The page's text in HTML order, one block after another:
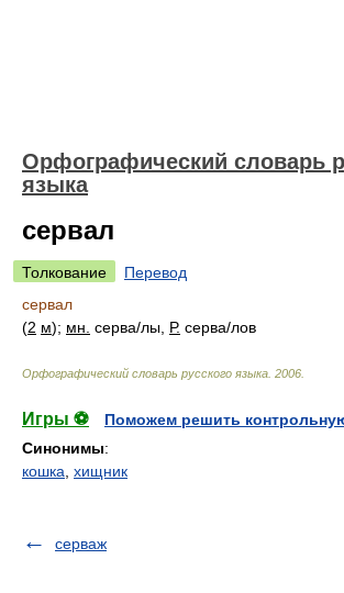
Орфографический словарь
языка
сервал
Толкование
Перевод
сервал
(2 м); мн. серва/лы, Р. серва/лов
Орфографический словарь русского языка 2006
Игры ⚽
Поможем решить
Синонимы:
кошка хищник
серваж